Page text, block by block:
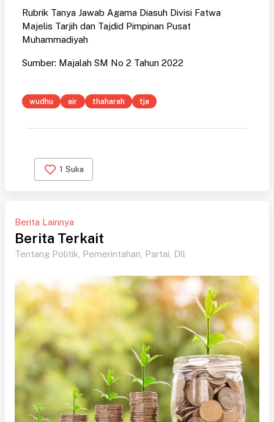
Rubrik Tanya Jawab Agama Diasuh Divisi Fatwa
Majelis Tarjih dan Tajdid Pimpinan Pusat
Muhammadiyah
Sumber: Majalah SM No 2 Tahun 2022
wudhu air thaharah tja
1 Suka
Berita Lainnya
Berita Terkait
Tentang Politik, Pemerintahan, Partai, Dll